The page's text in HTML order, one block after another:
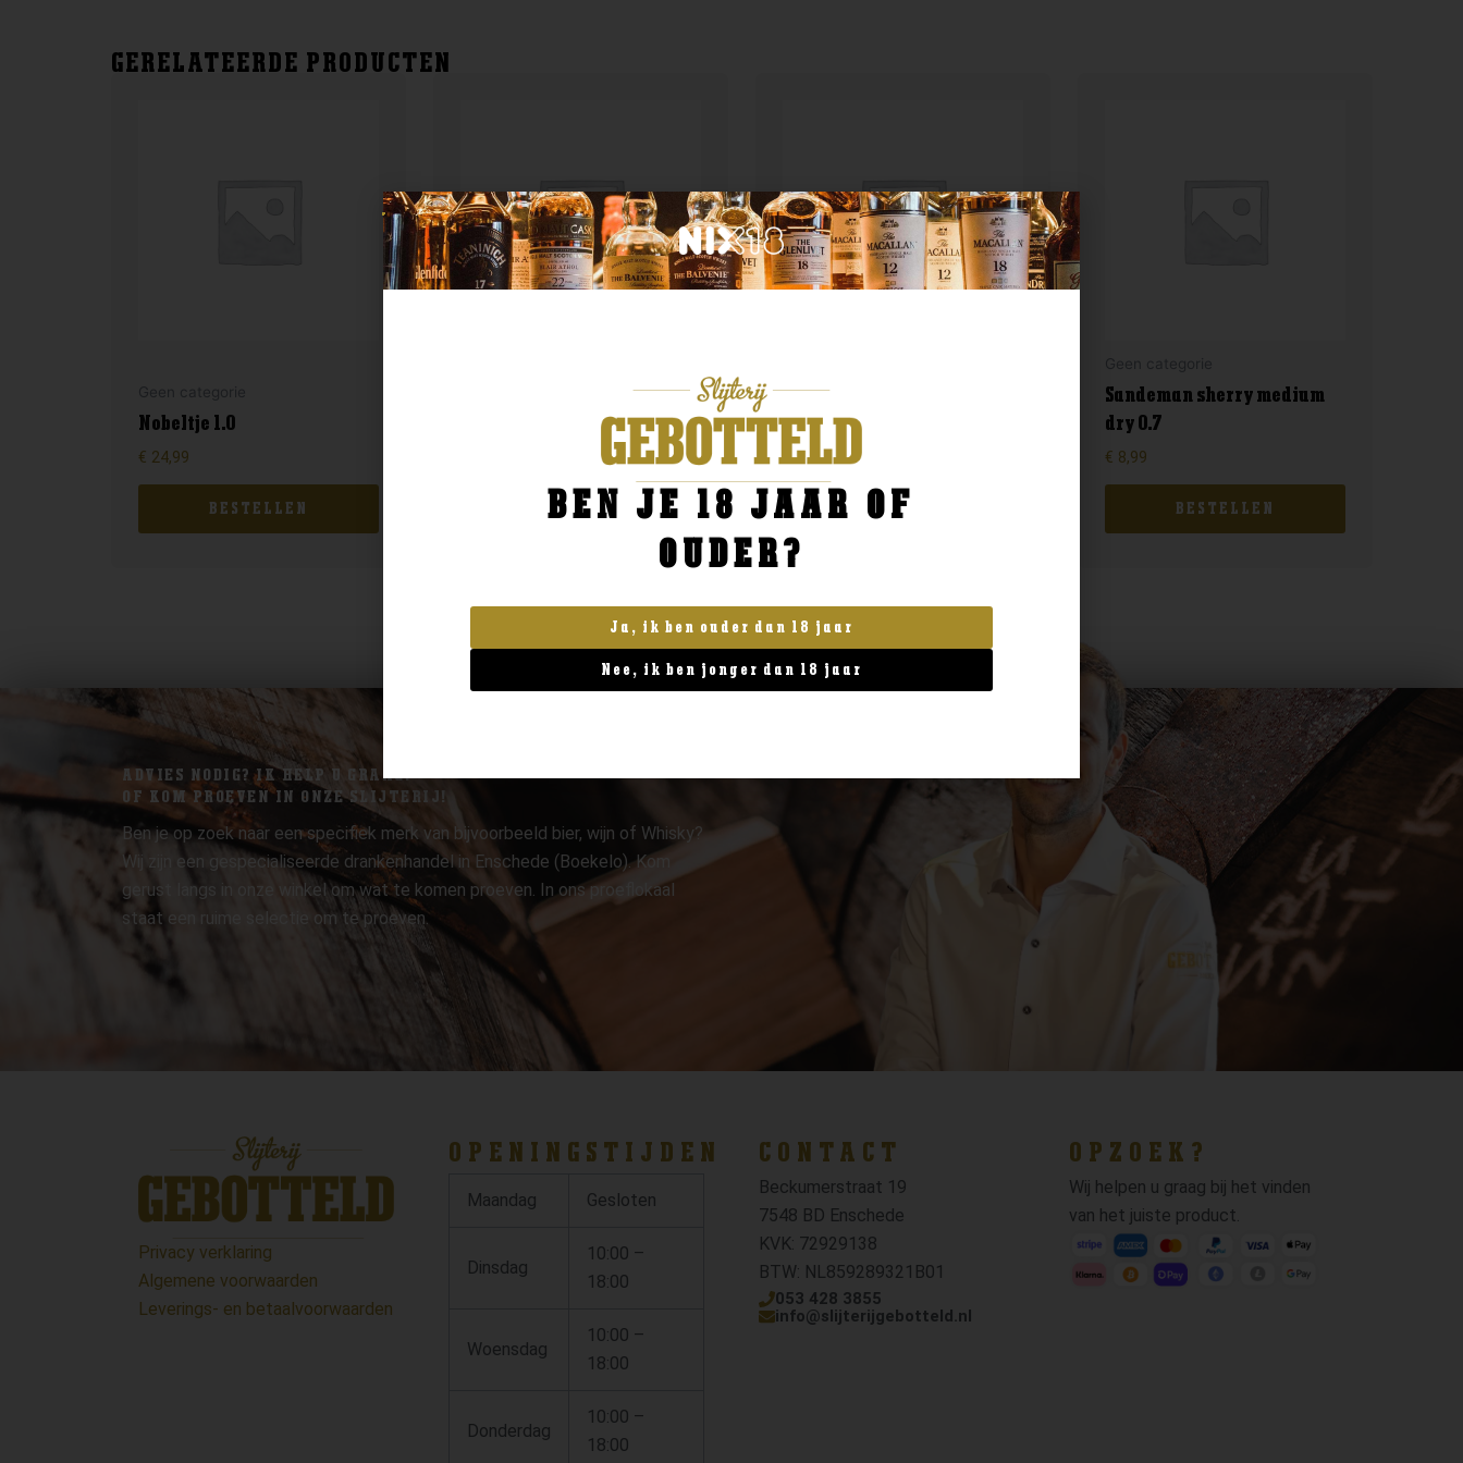
GERELATEERDE PRODUCTEN
Nobeltje 1.0
€ 24,99
BESTELLEN BESTELLEN
Cachaca 51 Pirassununga
1.0 40%
17,99
BESTELLEN
Sandeman sherry medium
dry 0.7
€ 8,99
BESTELLEN
ADVIES NODIG? IK HELP U GRAAG.
OF KOM PROEVEN IN ONZE SLIJTERIJ!
Ben je op zoek naar een specifiek merk van bijvoorbeeld bier, wijn of Whisky?
Wij zijn een gespecialiseerde drankenhandel in Enschede (Boekelo). Kom
gerust langs in onze winkel om wat te komen proeven. In ons proeflokaal
staat een ruime selectie om te proeven.
Privacy verklaring
Algemene voorwaarden
Leverings- en betaalvoorwaarden
OPENINGSTIJDEN
Maandag Gesloten
Dinsdag
10:00 –
18:00
Woensdag
10:00 –
18:00
Donderdag
10:00 –
18:00
CONTACT
Beckumerstraat 19
7548 BD Enschede
KVK: 72929138
BTW: NL859289321B01
053 428 3855
info@slijterijgebotteld.nl
OPZOEK?
Wij helpen u graag bij het vinden
van het juiste product.
BEN JE 18 JAAR OF
OUDER?
Ja, ik ben ouder dan 18 jaar
Nee, ik ben jonger dan 18 jaar